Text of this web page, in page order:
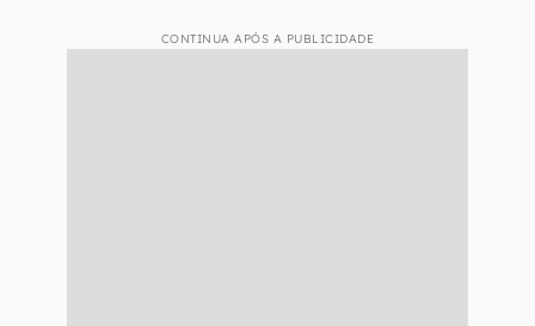
CONTINUA APÓS A PUBLICIDADE